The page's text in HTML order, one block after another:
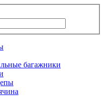
багажники